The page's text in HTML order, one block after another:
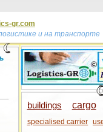
gr.com
и на транспорте
buildings cargo
specialised carrier